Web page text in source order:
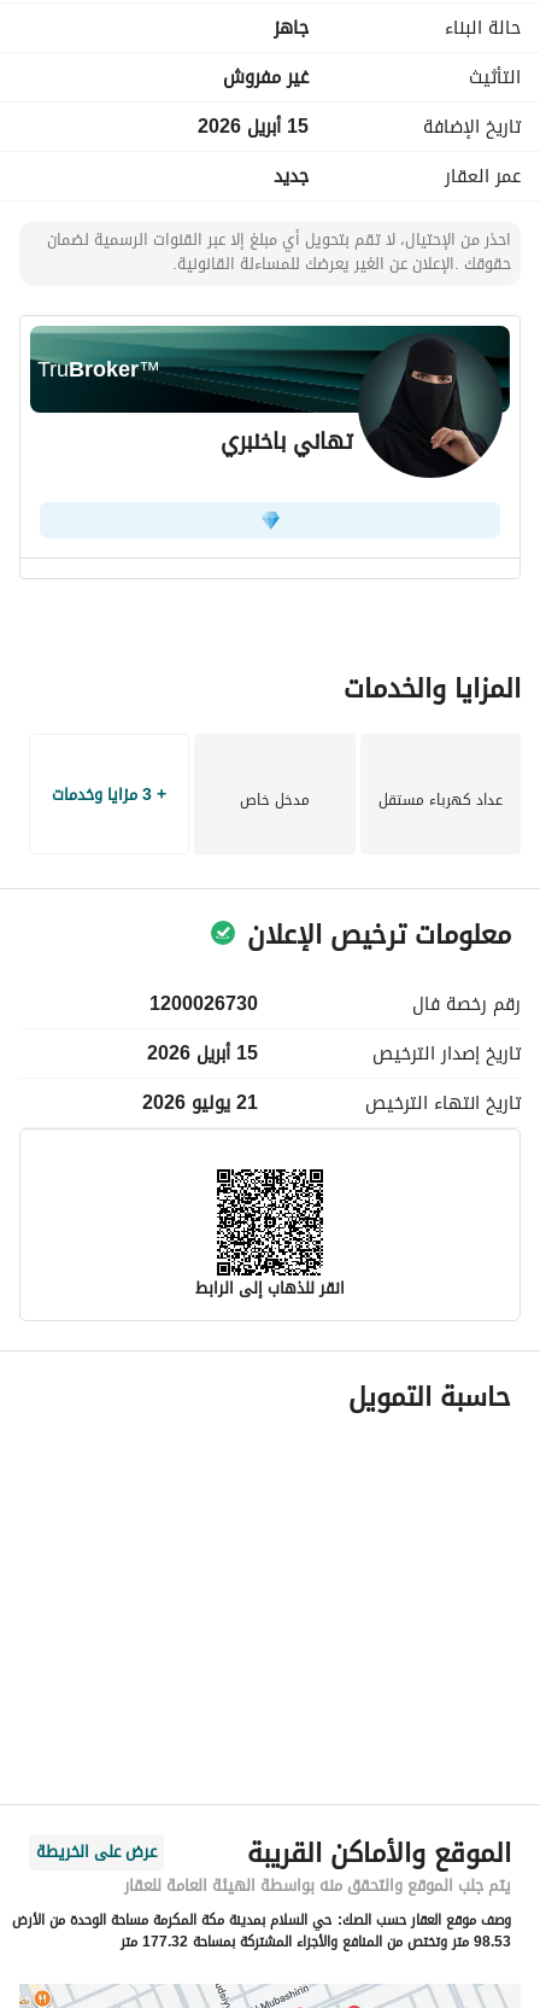
===
ترخيص اعلان 7200936675
رخصة فال 1100015211
حالة البناء
جاهز
التأثيث
غير مفروش
تاريخ الإضافة
15 أبريل 2026
عمر العقار
جديد
احذر من الإحتيال، لا تقم بتحويل أي مبلغ إلا عبر القنوات الرسمية لضمان
حقوقك .الإعلان عن الغير يعرضك للمساءلة القانونية.
TruBroker™
تهاني باخنبري
المزايا والخدمات
عداد كهرباء مستقل مدخل خاص + 3 مزايا وخدمات
معلومات ترخيص الإعلان
رقم رخصة فال
1200026730
تاريخ إصدار الترخيص
15 أبريل 2026
تاريخ انتهاء الترخيص 21 يوليو 2026
انقر للذهاب إلى الرابط
معلومات مسؤول الإعلان
اسم المسؤول
رقم المبنى
8675
الرقم الاضافي
2533
خط العرض
21.460917296602005
حاسبة التمويل
الموقع والأماكن القريبة
عرض على الخريطة
يتم جلب الموقع والتحقق منه بواسطة الهيئة العامة للعقار
وصف موقع العقار حسب الصك: حي السلام بمدينة مكة المكرمة مساحة الوحدة من الأرض
98.53 متر وتختص من المنافع والأجزاء المشتركة بمساحة 177.32 متر